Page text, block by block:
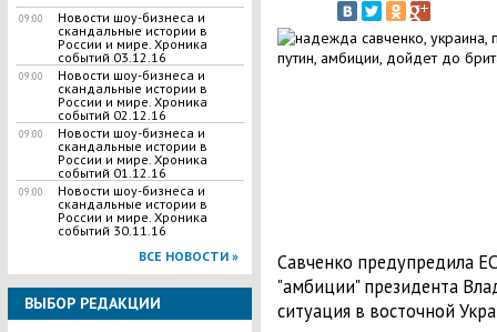
09:00
Новости шоу-бизнеса и
скандальные истории в
России и мире. Хроника
событий 03.12.16
09:00
Новости шоу-бизнеса и
скандальные истории в
России и мире. Хроника
событий 02.12.16
09:00
Новости шоу-бизнеса и
скандальные истории в
России и мире. Хроника
событий 01.12.16
09:00
Новости шоу-бизнеса и
скандальные истории в
России и мире. Хроника
событий 30.11.16
ВСЕ НОВОСТИ »
ВЫБОР РЕДАКЦИИ
Савченко предупредила
"амбиции" президента
ситуация в восточной